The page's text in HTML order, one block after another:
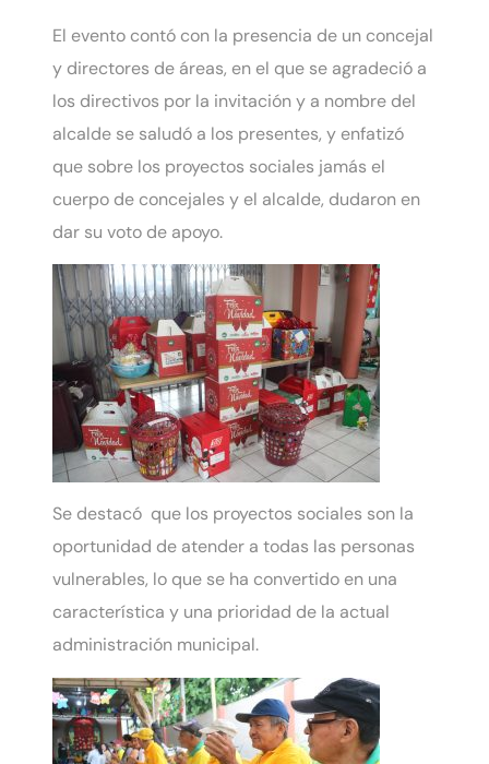
El evento contó con la presencia de un concejal
y directores de áreas, en el que se agradeció a
los directivos por la invitación y a nombre del
alcalde se saludó a los presentes, y enfatizó
que sobre los proyectos sociales jamás el
cuerpo de concejales y el alcalde, dudaron en
dar su voto de apoyo.
Se destacó que los proyectos sociales son la
oportunidad de atender a todas las personas
vulnerables, lo que se ha convertido en una
característica y una prioridad de la actual
administración municipal.